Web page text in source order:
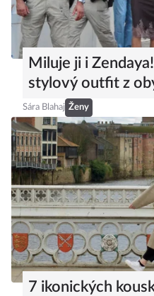
Miluje ji i
stylový outfit z
Sára Blahaj Ženy
7 ikonických